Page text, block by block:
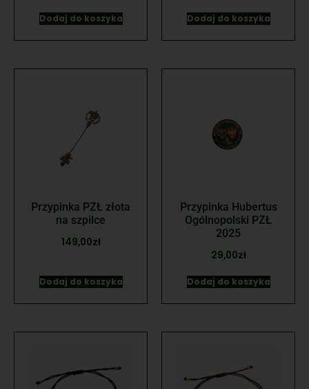
Dodaj do koszyka Dodaj do koszyka
Przypinka PZŁ złota
na szpilce
149,00zł
Dodaj do koszyka
Przypinka Hubertus
Ogólnopolski PZŁ
2025
29,00zł
Dodaj do koszyka